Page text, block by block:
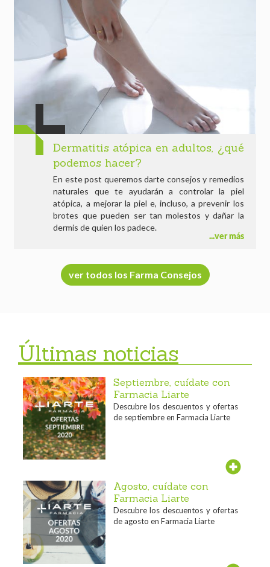
Dermatitis atópica en adultos, ¿qué
podemos hacer?
En este post queremos darte consejos y remedios
naturales que te ayudarán a controlar la piel
atópica, a mejorar la piel e, incluso, a prevenir los
brotes que pueden ser tan molestos y dañar la
dermis de quien los padece.
ver más
ver todos los Farma Consejos
Últimas noticias
Septiembre, cuídate con
Farmacia Liarte
Descubre los descuentos y ofertas
de septiembre en Farmacia Liarte
Agosto, cuídate con
Farmacia Liarte
Descubre los descuentos y ofertas
de agosto en Farmacia Liarte